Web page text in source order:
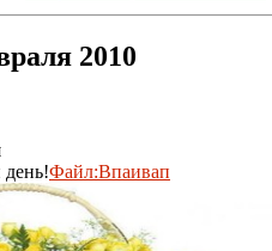
2010
Файл:Впаивап